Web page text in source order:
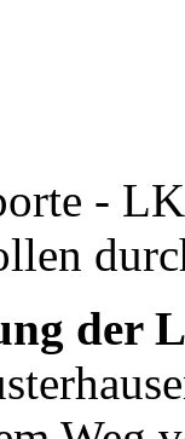
-
der